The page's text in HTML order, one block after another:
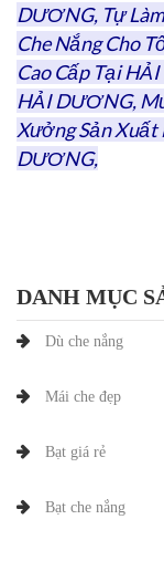
DƯƠNG, Tự
Che Nắng Cho
Cao Cấp Tại
HẢI DƯƠNG,
Xưởng Sản Xuất
DƯƠNG,
DANH MỤC
Dù che nắng
Mái che đẹp
Bạt giá rẻ
Bạt che nắng